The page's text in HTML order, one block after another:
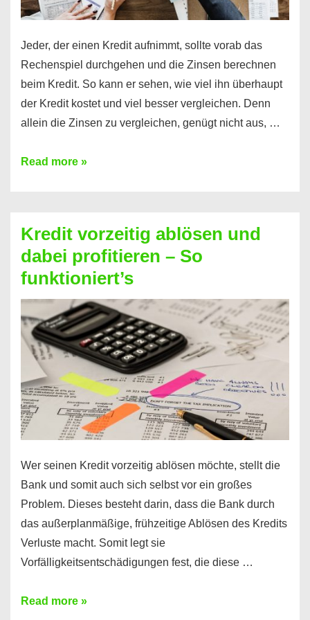
Jeder, der einen Kredit aufnimmt, sollte vorab das
Rechenspiel durchgehen und die Zinsen berechnen
beim Kredit. So kann er sehen, wie viel ihn überhaupt
der Kredit kostet und viel besser vergleichen. Denn
allein die Zinsen zu vergleichen, genügt nicht aus, …
Ganz
Kredit
berechnen
–
Mit
diesen
Regeln!
Read more »
Kredit vorzeitig ablösen und
dabei profitieren – So
funktioniert’s
Wer seinen Kredit vorzeitig ablösen möchte, stellt die
Bank und somit auch sich selbst vor ein großes
Problem. Dieses besteht darin, dass die Bank durch
das außerplanmäßige, frühzeitige Ablösen des Kredits
Verluste macht. Somit legt sie
Vorfälligkeitsentschädigungen fest, die diese …
Kredit
Read more »